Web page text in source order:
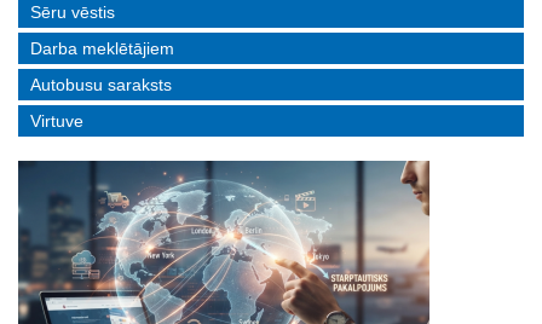
Sēru vēstis
Darba meklētājiem
Autobusu saraksts
Virtuve